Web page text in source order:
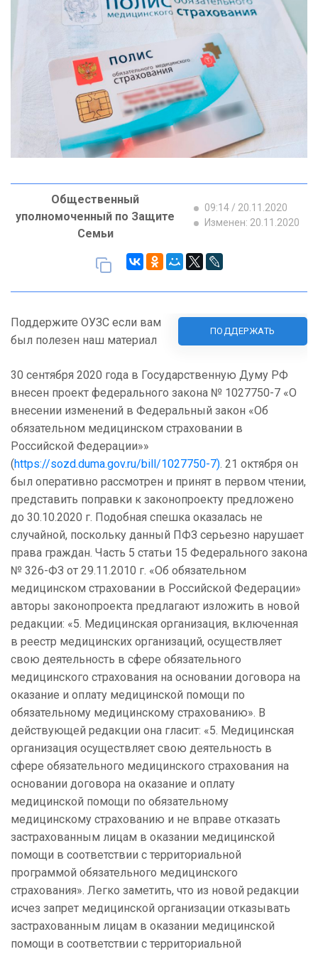
Общественный
уполномоченный по Защите
Семьи
09:14 / 20.11.2020
Изменен: 20.11.2020
Поддержите ОУЗС если вам
был полезен наш материал
ПОДДЕРЖАТЬ
30 сентября 2020 года в Государственную Думу РФ
внесен проект федерального закона № 1027750-7 «О
внесении изменений в Федеральный закон «Об
обязательном медицинском страховании в
Российской Федерации»»
(https://sozd.duma.gov.ru/bill/1027750-7). 21 октября он
был оперативно рассмотрен и принят в первом чтении,
представить поправки к законопроекту предложено
до 30.10.2020 г. Подобная спешка оказалась не
случайной, поскольку данный ПФЗ серьезно нарушает
права граждан. Часть 5 статьи 15 Федерального закона
№ 326-ФЗ от 29.11.2010 г. «Об обязательном
медицинском страховании в Российской Федерации»
авторы законопроекта предлагают изложить в новой
редакции: «5. Медицинская организация, включенная
в реестр медицинских организаций, осуществляет
свою деятельность в сфере обязательного
медицинского страхования на основании договора на
оказание и оплату медицинской помощи по
обязательному медицинскому страхованию». В
действующей редакции она гласит: «5. Медицинская
организация осуществляет свою деятельность в
сфере обязательного медицинского страхования на
основании договора на оказание и оплату
медицинской помощи по обязательному
медицинскому страхованию и не вправе отказать
застрахованным лицам в оказании медицинской
помощи в соответствии с территориальной
программой обязательного медицинского
страхования». Легко заметить, что из новой редакции
исчез запрет медицинской организации отказывать
застрахованным лицам в оказании медицинской
помощи в соответствии с территориальной